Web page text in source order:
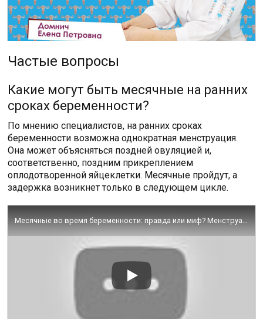
Частые вопросы
Какие могут быть месячные на ранних
сроках беременности?
По мнению специалистов, на ранних сроках
беременности возможна однократная менструация.
Она может объясняться поздней овуляцией и,
соответственно, поздним прикреплением
оплодотворенной яйцеклетки. Месячные пройдут, а
задержка возникнет только в следующем цикле.
Месячные во время беременности: правда или миф? Менструация при беременности?